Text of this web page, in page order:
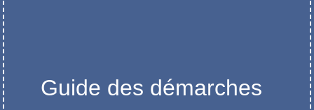
Guide des démarches